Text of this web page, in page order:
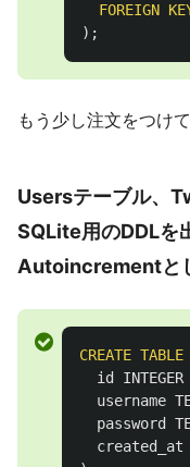
FOREIGN
);
もう少し注文をつけ
Usersテーブル、
SQLite用のDDLを
Autoincrementと
CREATE TABLE
id
INTEGER
username
password
created_at